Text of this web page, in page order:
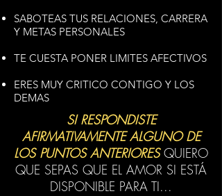
SABOTEAS TUS RELACIONES, CARRERA
Y METAS PERSONALES
TE CUESTA PONER LIMITES AFECTIVOS
ERES MUY CRITICO CONTIGO Y LOS
DEMAS
SI RESPONDISTE
AFIRMATIVAMENTE ALGUNO DE
LOS PUNTOS ANTERIORESQUIERO
QUE SEPAS QUE EL AMOR SI ESTÁ
DISPONIBLE PARA TI...